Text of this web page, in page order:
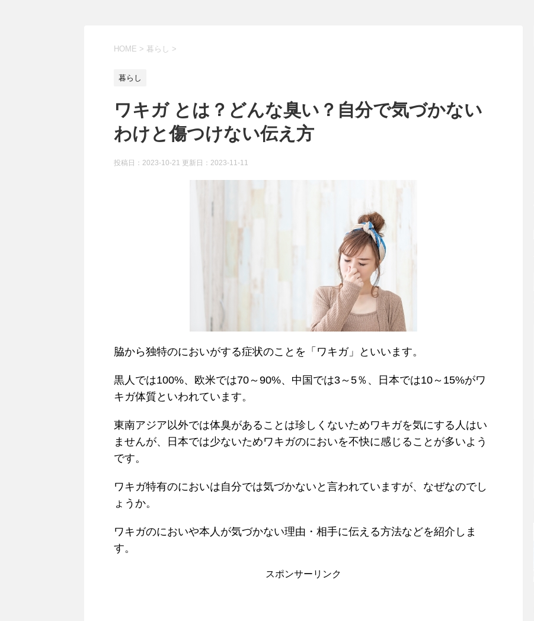
HOME > 暮らし >
暮らし
ワキガ とは？どんな臭い？自分で気づかない
わけと傷つけない伝え方
投稿日：2023-10-21 更新日： 2023-11-11
脇から独特のにおいがする症状のことを「ワキガ」といいます。
黒人では100%、欧米では70～90%、中国では3～5％、日本では10～15%がワ
キガ体質といわれています。
東南アジア以外では体臭があることは珍しくないためワキガを気にする人はい
ませんが、日本では少ないためワキガのにおいを不快に感じることが多いよう
です。
ワキガ特有のにおいは自分では気づかないと言われていますが、なぜなのでし
ょうか。
ワキガのにおいや本人が気づかない理由・相手に伝える方法などを紹介しま
す。
スポンサーリンク